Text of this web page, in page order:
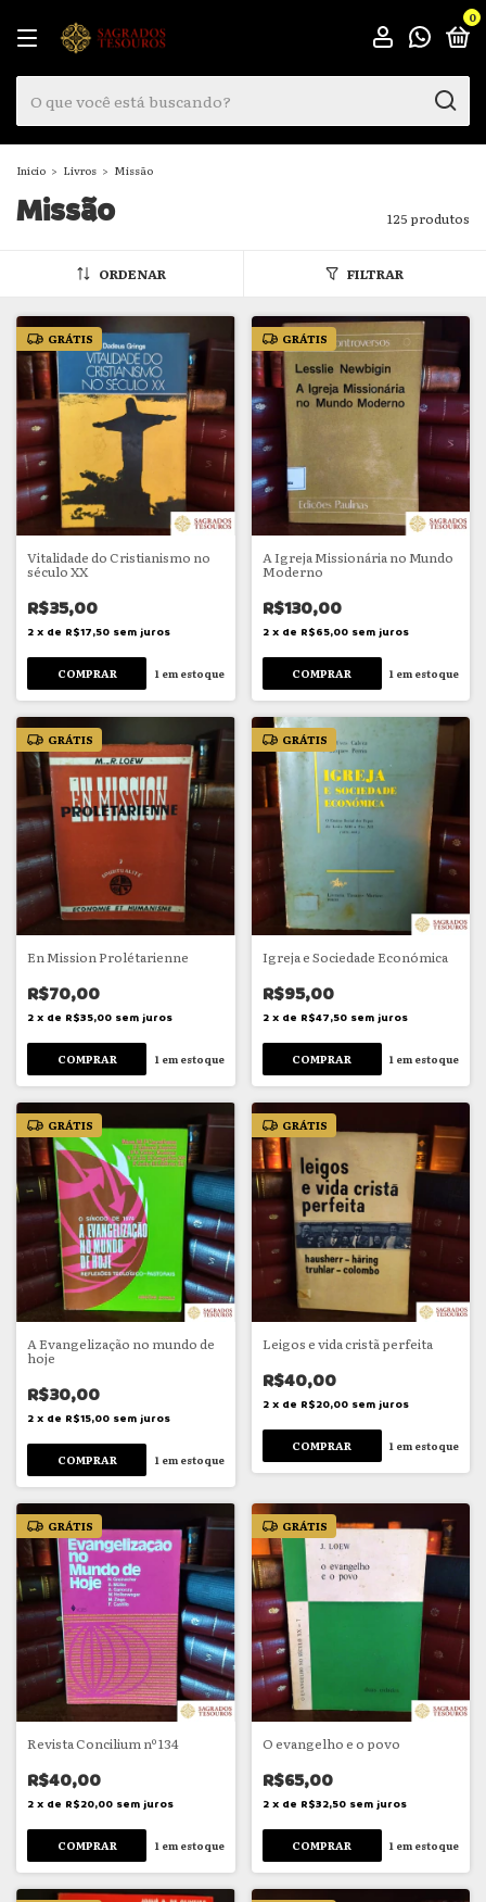
0
Início > Livros > Missão
Missão 125 produtos
ORDENAR FILTRAR
GRÁTIS
Vitalidade do Cristianismo no
século XX
R$35,00
2 x de R$17,50 sem juros
1 em estoque
GRÁTIS
A Igreja Missionária no Mundo
Moderno
R$130,00
2 x de R$65,00 sem juros
1 em estoque
GRÁTIS
En Mission Prolétarienne
R$70,00
2 x de R$35,00 sem juros
1em estoque
GRÁTIS
Igreja e Sociedade Económica
R$95,00
2 x de R$47,50 sem juros
1 em estoque
GRÁTIS
A Evangelização no mundo de
hoje
R$30,00
2 x de R$15,00 sem juros
1 em estoque
GRÁTIS
Leigos e vida cristã perfeita
R$40,00
2 x de R$20,00 sem juros
1 em estoque
GRÁTIS
Revista Concilium nº 134
R$40,00
2 x de R$20,00 sem juros
1em estoque
GRÁTIS
O evangelho e o povo
R$65,00
2 x de R$32,50 sem juros
1 em estoque